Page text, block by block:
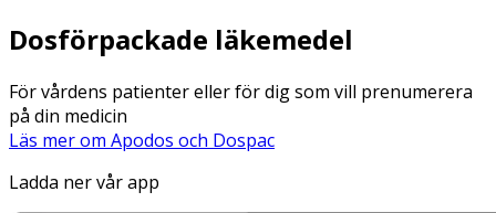
Dosförpackade läkemedel
För vårdens patienter eller för dig som vill prenumerera
på din medicin
Läs mer om Apodos och Dospac
Ladda ner vår app